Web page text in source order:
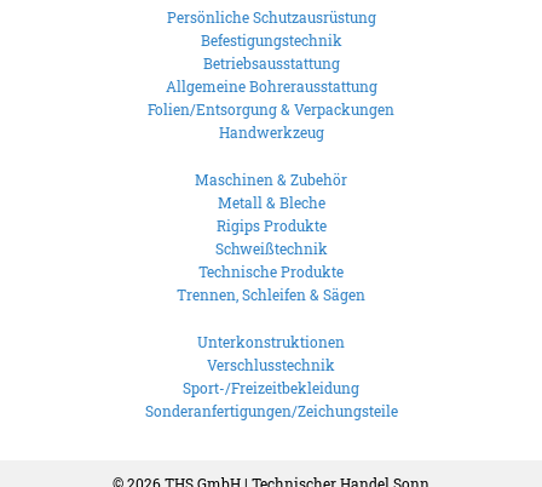
Persönliche Schutzausrüstung
Befestigungstechnik
Betriebsausstattung
Allgemeine Bohrerausstattung
Folien/Entsorgung & Verpackungen
Handwerkzeug
Maschinen & Zubehör
Metall & Bleche
Rigips Produkte
Schweißtechnik
Technische Produkte
Trennen, Schleifen & Sägen
Unterkonstruktionen
Verschlusstechnik
Sport-/Freizeitbekleidung
Sonderanfertigungen/Zeichungsteile